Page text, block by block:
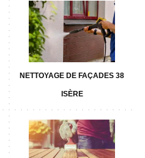
NETTOYAGE DE FAÇADES 38
ISÈRE